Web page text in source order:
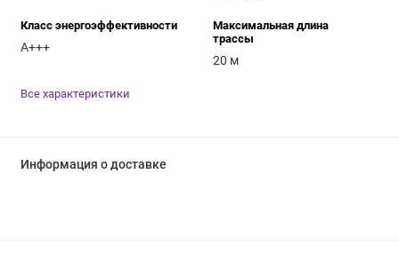
Класс энергоэффективности
A+++
Максимальная длина
трассы
20 м
Все характеристики
Информация о доставке